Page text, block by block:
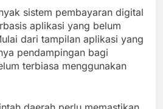
sistem pembayaran digital
aplikasi yang belum
dari tampilan aplikasi yang
pendampingan bagi
terbiasa menggunakan